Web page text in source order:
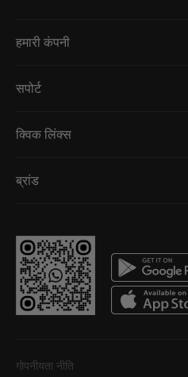
हमारी कंपनी
सपोर्ट
क्विक लिंक्स
ब्रांड
गोपनीयता नीति